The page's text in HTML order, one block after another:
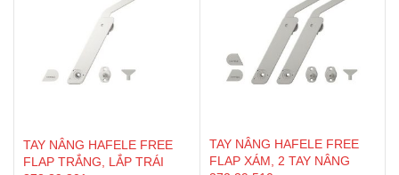
TAY NÂNG HAFELE FREE
FLAP TRẮNG, LẮP TRÁI
TAY NÂNG HAFELE FREE
FLAP XÁM, 2 TAY NÂNG